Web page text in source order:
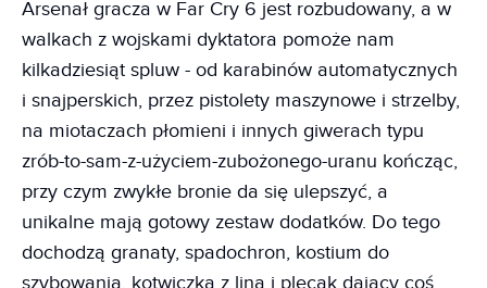
Arsenał gracza w Far Cry 6 jest rozbudowany, a w
walkach z wojskami dyktatora pomoże nam
kilkadziesiąt spluw - od karabinów automatycznych
i snajperskich, przez pistolety maszynowe i strzelby,
na miotaczach płomieni i innych giwerach typu
zrób-to-sam-z-użyciem-zubożonego-uranu kończąc,
przy czym zwykłe bronie da się ulepszyć, a
unikalne mają gotowy zestaw dodatków. Do tego
dochodzą granaty, spadochron, kostium do
szybowania, kotwiczka z liną i plecak dający coś